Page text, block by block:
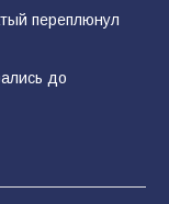
переплюнул
до